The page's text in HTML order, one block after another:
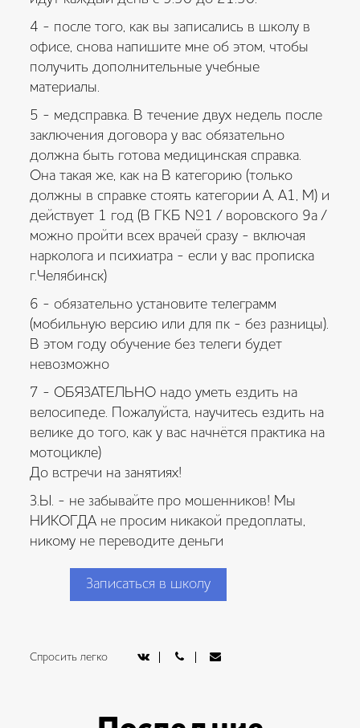
4 - после того, как вы записались в школу в
офисе, снова напишите мне об этом, чтобы
получить дополнительные учебные
материалы.
5 - медсправка. В течение двух недель после
заключения договора у вас обязательно
должна быть готова медицинская справка.
Она такая же, как на В категорию (только
должны в справке стоять категории А, А1, М) и
действует 1 год (В ГКБ №1 / воровского 9а /
можно пройти всех врачей сразу - включая
нарколога и психиатра - если у вас прописка
г.Челябинск)
6 - обязательно установите телеграмм
(мобильную версию или для пк - без разницы).
В этом году обучение без телеги будет
невозможно
7 - ОБЯЗАТЕЛЬНО надо уметь ездить на
велосипеде. Пожалуйста, научитесь ездить на
велике до того, как у вас начнётся практика на
мотоцикле)
До встречи на занятиях!
З.Ы. - не забывайте про мошенников! Мы
НИКОГДА не просим никакой предоплаты,
никому не переводите деньги
Записаться в школу
Спросить легко